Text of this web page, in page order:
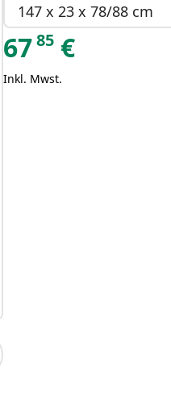
147 x 23 x 78/88 cm
6785 €
Inkl. Mwst.